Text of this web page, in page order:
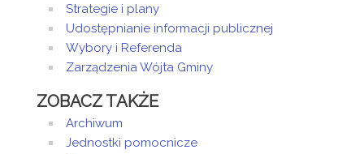
Strategie i plany
Udostępnianie informacji publicznej
Wybory i Referenda
Zarządzenia Wójta Gminy
ZOBACZ TAKŻE
Archiwum
Jednostki pomocnicze